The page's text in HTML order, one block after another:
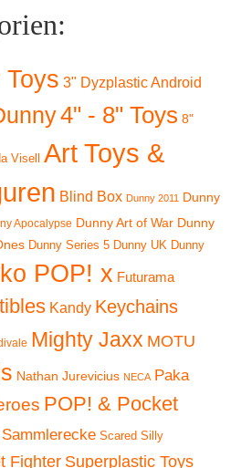
3" Dyzplastic Android
4" - 8" Toys 8"
Visell Art Toys &
Blind Box Dunny 2011 Dunny
Apocalypse Dunny Art of War Dunny
Dunny Series 5 Dunny UK Dunny
POP! x Futurama
Kandy Keychains
Mighty Jaxx MOTU
Nathan Jurevicius NECA Paka
POP! & Pocket
Sammlerecke Scared Silly
Fighter Superplastic Toys